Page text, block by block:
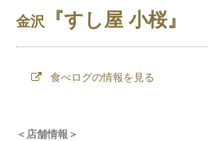
金沢 『すし屋 小桜』
食べログの情報を見る
＜店舗情報＞